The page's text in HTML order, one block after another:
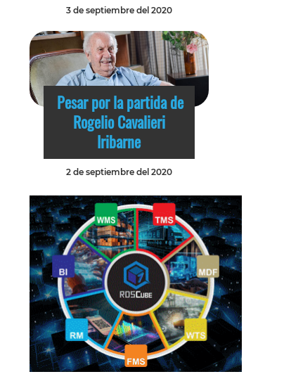
3 de septiembre del 2020
Pesar por la partida de
Rogelio Cavalieri
Iribarne
2 de septiembre del 2020